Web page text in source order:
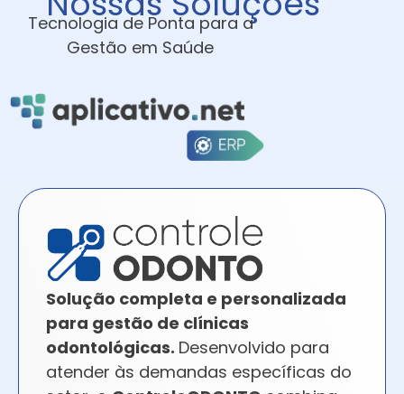
Tecnologia de Ponta para a
Gestão em Saúde
Solução completa e personalizada
para gestão de clínicas
odontológicas. Desenvolvido para
atender às demandas específicas do